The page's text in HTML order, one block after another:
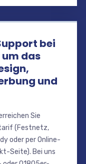
bei
um das
und
Sie
(Festnetz,
oder per Online-
Seite). Bei uns